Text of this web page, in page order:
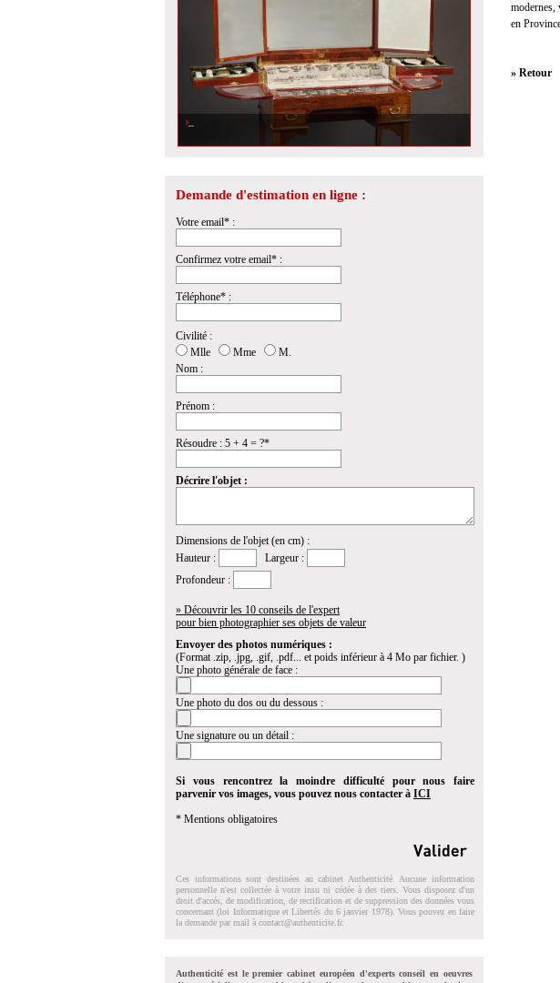
Demande d'estimation en ligne :
Votre email* :
Confirmez votre email* :
Téléphone* :
Civilité :
Mlle
Mme
M.
Nom :
Prénom :
Résoudre : 5 + 4 = ?*
Décrire l'objet :
Dimensions de l'objet (en cm) :
Hauteur :
Largeur :
Profondeur :
» Découvrir les 10 conseils de l'expert
pour bien photographier ses objets de valeur
Envoyer des photos numériques :
(Format .zip, .jpg, .gif, .pdf... et poids inférieur à 4 Mo par fichier. )
Une photo générale de face :
Une photo du dos ou du dessous :
Une signature ou un détail :
Si vous rencontrez la moindre difficulté pour nous faire
parvenir vos images, vous pouvez nous contacter à ICI
* Mentions obligatoires
Ces informations sont destinées au cabinet Authenticité. Aucune information
personnelle n'est collectée à votre insu ni cédée à des tiers. Vous disposez d'un
droit d'accés, de modification, de rectification et de suppression des données vous
concernant (loi Informatique et Libertés du 6 janvier 1978). Vous pouvez en faire
la demande par mail à contact@authenticite.fr.
Authenticité est le premier cabinet européen d'experts conseil en oeuvres
modernes,
en
» Retour